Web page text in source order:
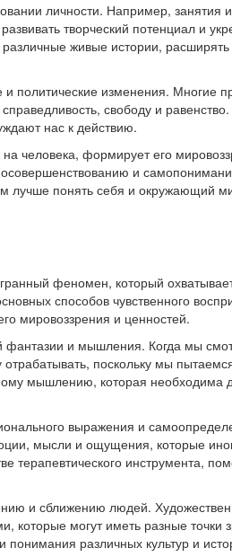
личности. Например, занятия
творческий потенциал и
живые истории,
политические изменения. Многие
свободу и
нас к действию.
человека, формирует его
и
понять себя и окружающий
феномен, который
способов чувственного
мировоззрения и ценностей.
фантазии и мышления. Когда мы
поскольку мы
мышлению, которая
выражения и
мысли и ощущения, которые
терапевтического инструмента,
и сближению людей.
могут иметь разные точки
понимания различных культур и